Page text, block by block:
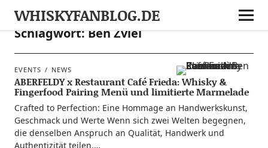
WHISKYFANBLOG.DE
Schlagwort:Ben Zviel
EVENTS NEWS
ABERFELDY x Restaurant Café Frieda: Whisky &
Fingerfood Pairing Menü und limitierte Marmelade
Craf­ted to Per­fec­tion: Eine Hom­mage an Hand­werks­kunst,
Geschmack und Wer­te Wenn sich zwei Wel­ten begeg­nen,
die den­sel­ben Anspruch an Qua­li­tät, Hand­werk und
Authen­ti­zi­tät teilen,…